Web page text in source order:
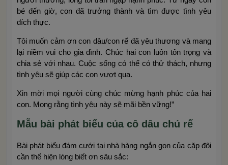
bé đến giờ, con đã trưởng thành và tìm được tình yêu
đích thực.
Tôi muốn cảm ơn con dâu/con rể đã yêu thương và mang
lại niềm vui cho gia đình. Chúc hai con luôn tôn trọng và
chia sẻ với nhau. Cuộc sống có thể có thử thách, nhưng
tình yêu sẽ giúp các con vượt qua.
Xin mời mọi người cùng chúc mừng hạnh phúc của hai
con. Mong rằng tình yêu này sẽ mãi bền vững!”
Mẫu bài phát biểu của cô dâu chú rể
Bài phát biểu đám cưới tại nhà hàng ngắn gọn của cặp đôi
cần thể hiện lòng biết ơn sâu sắc: